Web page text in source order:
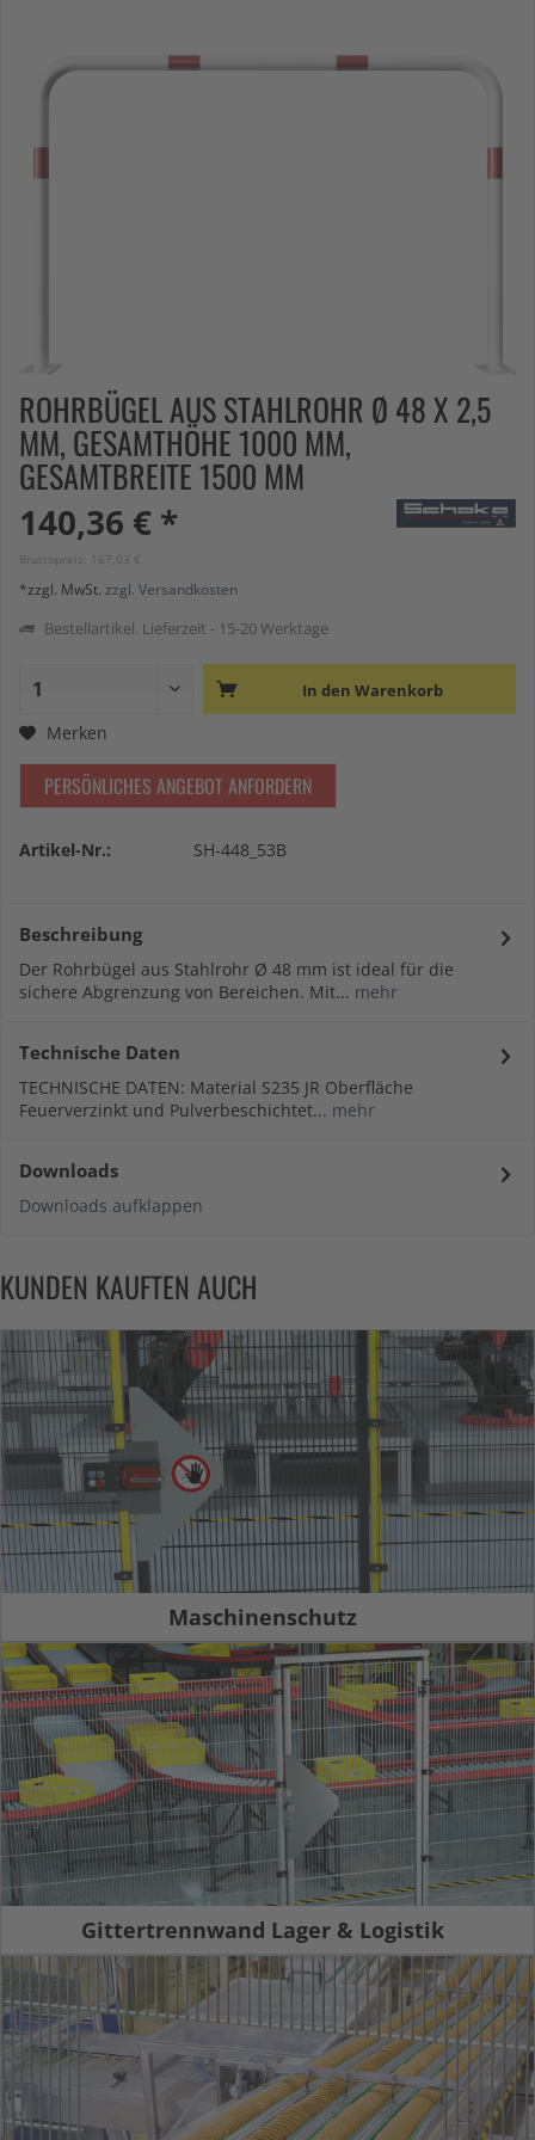
ROHRBÜGEL AUS STAHLROHR Ø 48 X 2,5
MM, GESAMTHÖHE 1000 MM,
GESAMTBREITE 1500 MM
140,36 € *
Bruttopreis: 167,03 €
*zzgl. MwSt. zzgl. Versandkosten
Bestellartikel. Lieferzeit - 15-20 Werktage
In den Warenkorb
Merken
PERSÖNLICHES ANGEBOT ANFORDERN
Artikel-Nr.: SH-448_53B
Beschreibung
Der Rohrbügel aus Stahlrohr Ø 48 mm ist ideal für die
sichere Abgrenzung von Bereichen. Mit... mehr
Technische Daten
TECHNISCHE DATEN: Material S235 JR Oberfläche
Feuerverzinkt und Pulverbeschichtet... mehr
Downloads
Downloads aufklappen
KUNDEN KAUFTEN AUCH
Maschinenschutz
Gittertrennwand Lager & Logistik